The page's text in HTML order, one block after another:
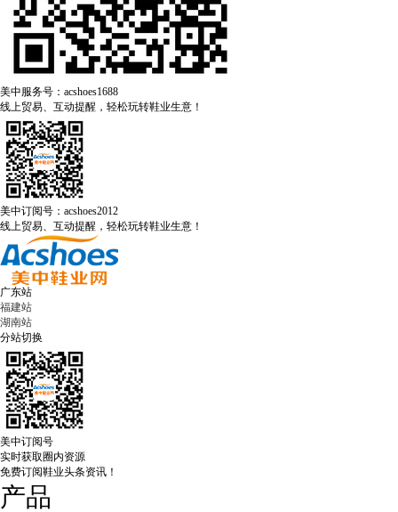
美中服务号：acshoes1688
线上贸易、互动提醒，轻松玩转鞋业生意！
美中订阅号：acshoes2012
线上贸易、互动提醒，轻松玩转鞋业生意！
广东站
福建站
湖南站
分站切换
美中订阅号
实时获取圈内资源
免费订阅鞋业头条资讯！
产品